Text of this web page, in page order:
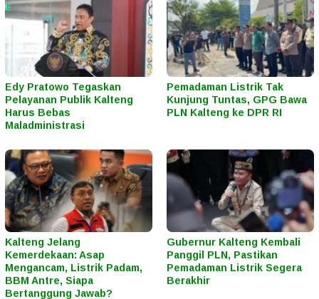
Edy Pratowo Tegaskan
Pelayanan Publik Kalteng
Harus Bebas
Maladministrasi
Pemadaman Listrik Tak
Kunjung Tuntas, GPG Bawa
PLN Kalteng ke DPR RI
Kalteng Jelang
Kemerdekaan: Asap
Mengancam, Listrik Padam,
BBM Antre, Siapa
Bertanggung Jawab?
Gubernur Kalteng Kembali
Panggil PLN, Pastikan
Pemadaman Listrik Segera
Berakhir